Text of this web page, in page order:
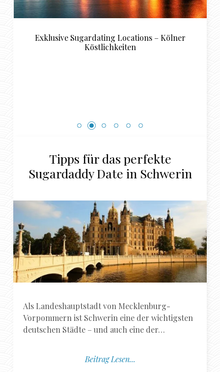
Exklusive Sugardating Locations – Kölner
Köstlichkeiten
Tipps für das perfekte
Sugardaddy Date in Schwerin
Als Landeshauptstadt von Mecklenburg-
Vorpommern ist Schwerin eine der wichtigsten
deutschen Städte – und auch eine der…
Beitrag Lesen...